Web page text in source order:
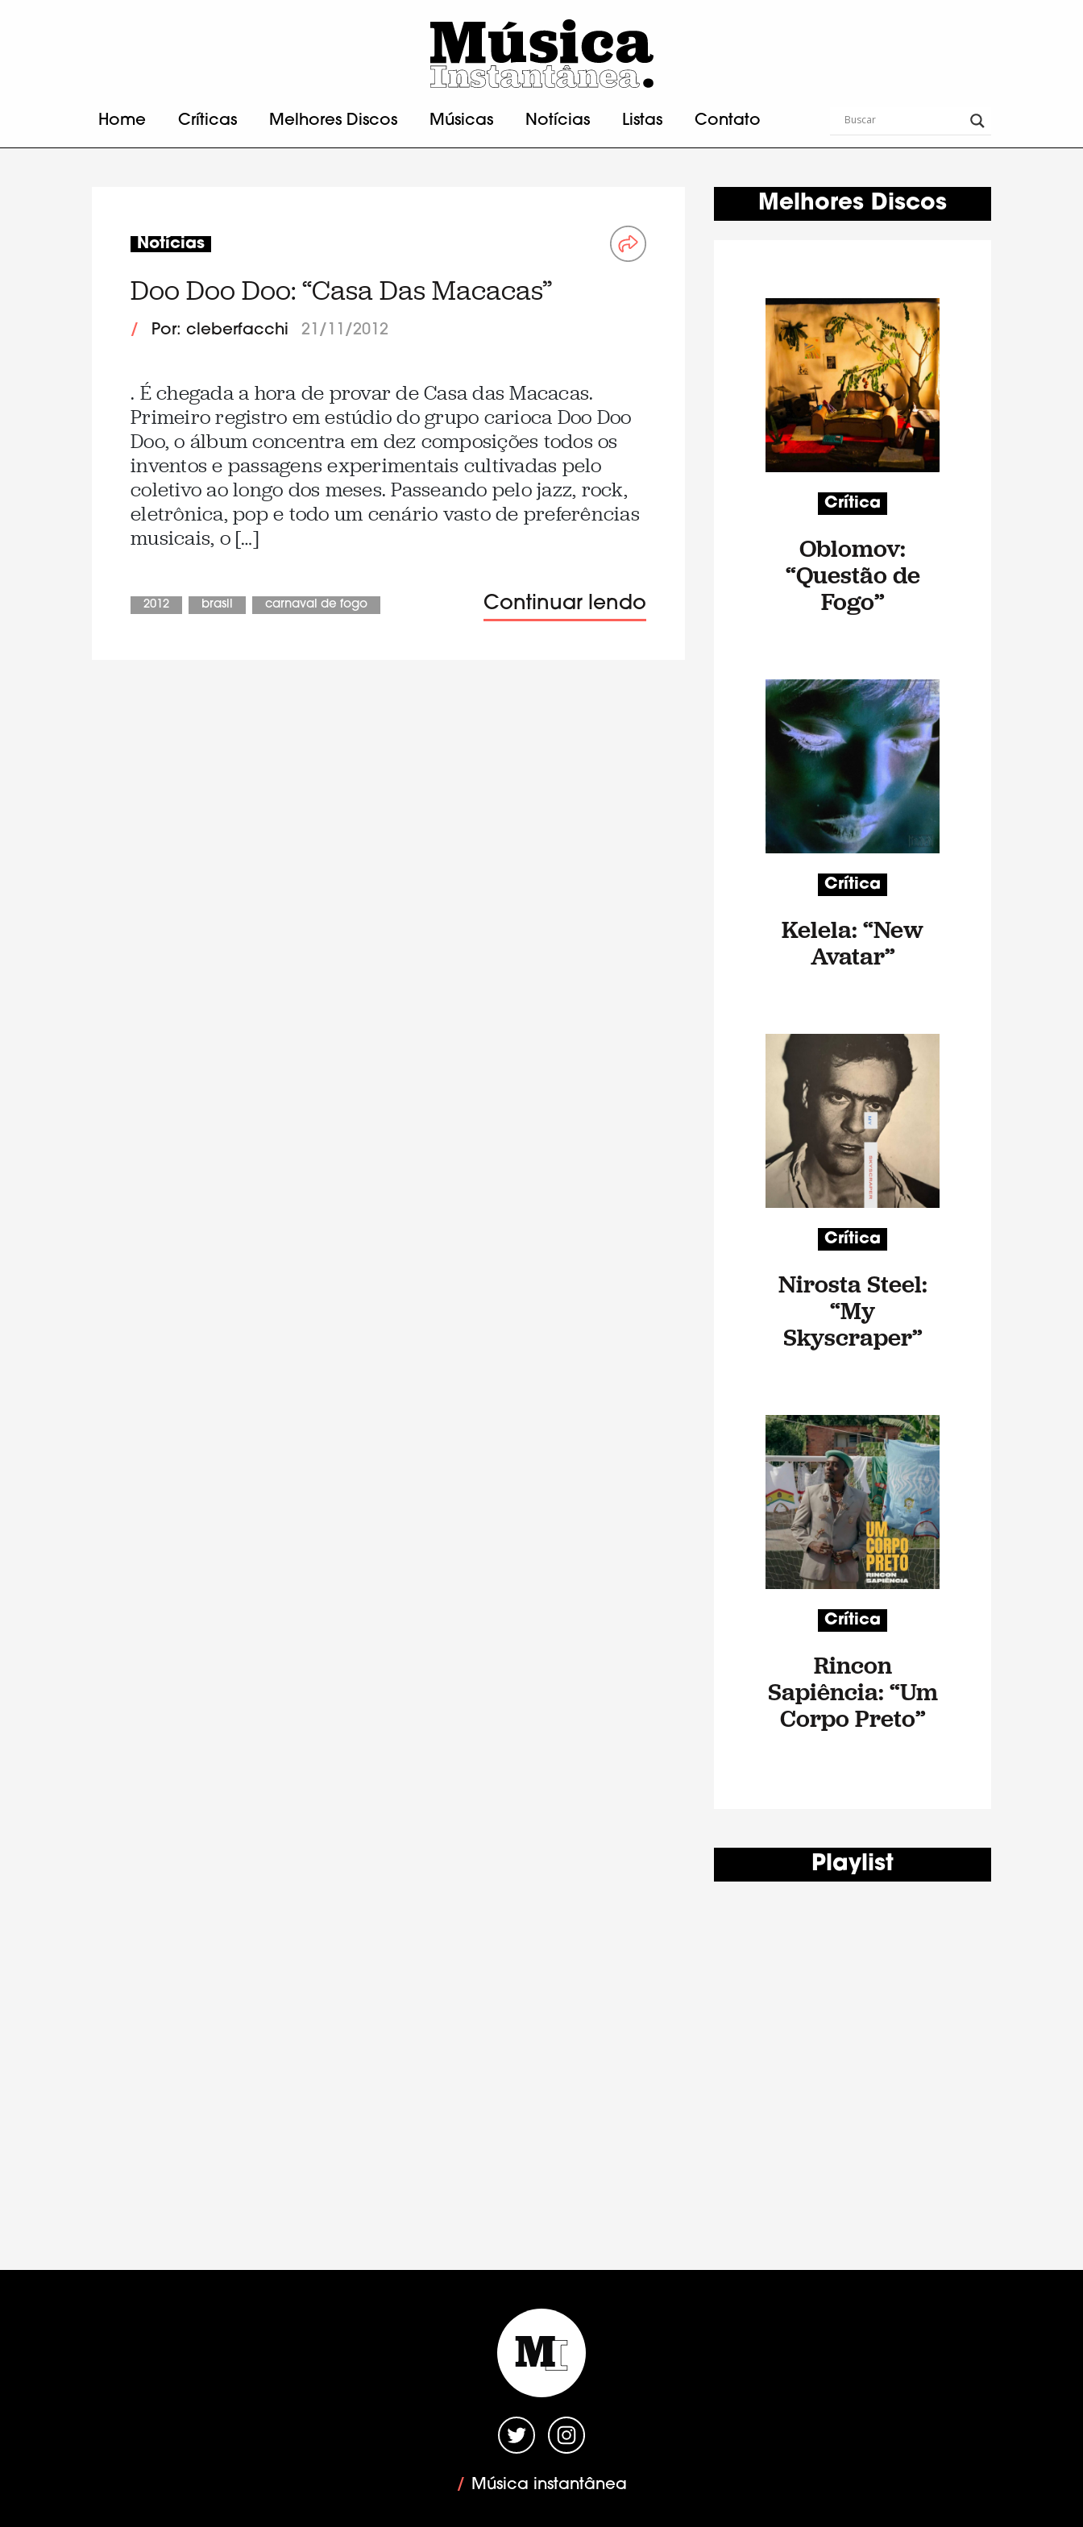
Home Críticas Melhores Discos Músicas Notícias Listas Contato
Notícias
Doo Doo Doo: “Casa Das Macacas”
/ Por: cleberfacchi 21/11/2012
. É chegada a hora de provar de Casa das Macacas.
Primeiro registro em estúdio do grupo carioca Doo Doo
Doo, o álbum concentra em dez composições todos os
inventos e passagens experimentais cultivadas pelo
coletivo ao longo dos meses. Passeando pelo jazz, rock,
eletrônica, pop e todo um cenário vasto de preferências
musicais, o […]
2012 brasil carnaval de fogo Continuar lendo
Melhores Discos
Crítica
Oblomov:
“Questão de
Fogo”
Crítica
Kelela: “New
Avatar”
Crítica
Nirosta Steel:
“My
Skyscraper”
Crítica
Rincon
Sapiência: “Um
Corpo Preto”
Playlist
/ Música instantânea